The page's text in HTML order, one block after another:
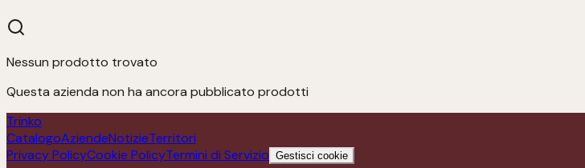
Nessun prodotto trovato
Questa azienda non ha ancora pubblicato prodotti
Trinko
CatalogoAziendeNotizieTerritori
Privacy PolicyCookie PolicyTermini di Servizio Gestisci cookie